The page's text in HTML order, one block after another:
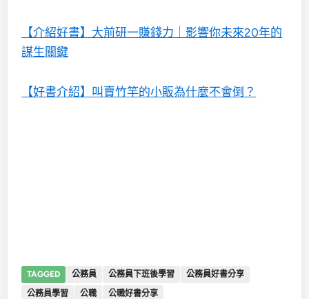
【介紹好書】大前研一賺錢力｜影響你未來20年的
謀生關鍵
【好書介紹】叫賣竹竿的小販為什麼不會倒？
TAGGED 公務員 公務員下班後學習
公務員好書分享
公務員學習
公職 公職好書分享